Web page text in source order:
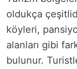
oldukça
köyleri,
alanları gibi
bulunur.